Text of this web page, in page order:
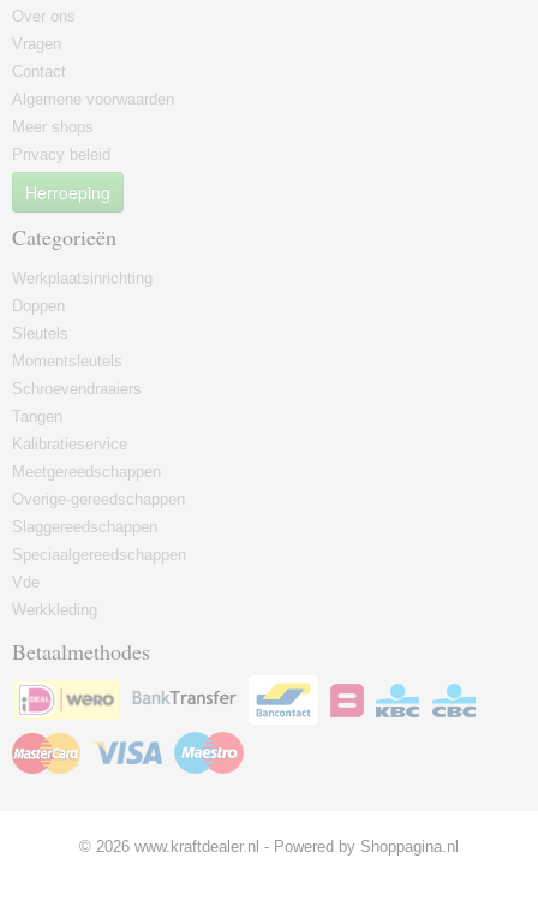
Over ons
Vragen
Contact
Algemene voorwaarden
Meer shops
Privacy beleid
Herroeping
Categorieën
Werkplaatsinrichting
Doppen
Sleutels
Momentsleutels
Schroevendraaiers
Tangen
Kalibratieservice
Meetgereedschappen
Overige-gereedschappen
Slaggereedschappen
Speciaalgereedschappen
Vde
Werkkleding
Betaalmethodes
© 2026 www.kraftdealer.nl - Powered by Shoppagina.nl